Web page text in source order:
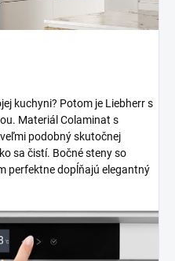
kuchyni? Potom je Liebherr s
Materiál Colaminat s
podobný skutočnej
sa čistí. Bočné steny so
perfektne dopĺňajú elegantný